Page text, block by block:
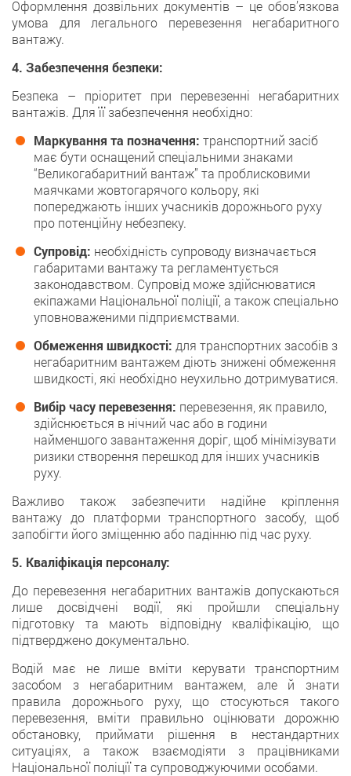
Оформлення дозвільних документів – це обов’язкова
умова для легального перевезення негабаритного
вантажу.
4. Забезпечення безпеки:
Безпека – пріоритет при перевезенні негабаритних
вантажів. Для її забезпечення необхідно:
Маркування та позначення: транспортний засіб
має бути оснащений спеціальними знаками
“Великогабаритний вантаж” та проблисковими
маячками жовтогарячого кольору, які
попереджають інших учасників дорожнього руху
про потенційну небезпеку.
Супровід: необхідність супроводу визначається
габаритами вантажу та регламентується
законодавством. Супровід може здійснюватися
екіпажами Національної поліції, а також спеціально
уповноваженими підприємствами.
Обмеження швидкості: для транспортних засобів з
негабаритним вантажем діють знижені обмеження
швидкості, які необхідно неухильно дотримуватися.
Вибір часу перевезення: перевезення, як правило,
здійснюється в нічний час або в години
найменшого завантаження доріг, щоб мінімізувати
ризики створення перешкод для інших учасників
руху.
Важливо також забезпечити надійне кріплення
вантажу до платформи транспортного засобу, щоб
запобігти його зміщенню або падінню під час руху.
5. Кваліфікація персоналу:
До перевезення негабаритних вантажів допускаються
лише досвідчені водії, які пройшли спеціальну
підготовку та мають відповідну кваліфікацію, що
підтверджено документально.
Водій має не лише вміти керувати транспортним
засобом з негабаритним вантажем, але й знати
правила дорожнього руху, що стосуються такого
перевезення, вміти правильно оцінювати дорожню
обстановку, приймати рішення в нестандартних
ситуаціях, а також взаємодіяти з працівниками
Національної поліції та супроводжуючими особами.